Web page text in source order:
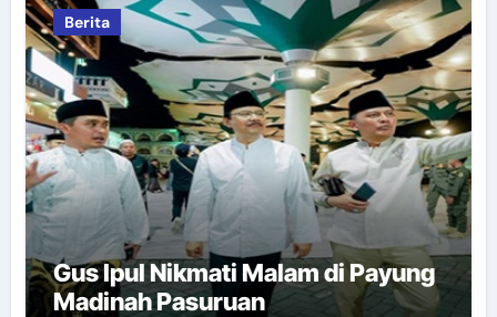
Berita
Gus Ipul Nikmati Malam di Payung
Madinah Pasuruan